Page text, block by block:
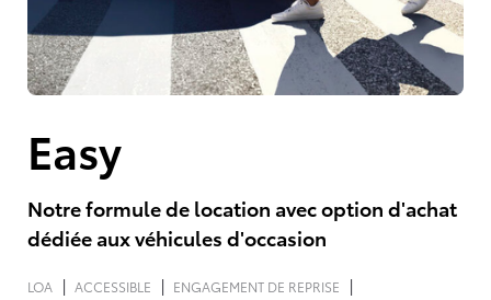
Easy
Notre formule de location avec option d'achat
dédiée aux véhicules d'occasion
LOA ACCESSIBLE
ENGAGEMENT DE REPRISE